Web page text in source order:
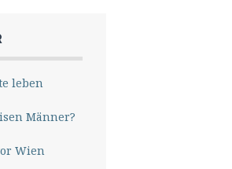
leben
Männer?
Wien